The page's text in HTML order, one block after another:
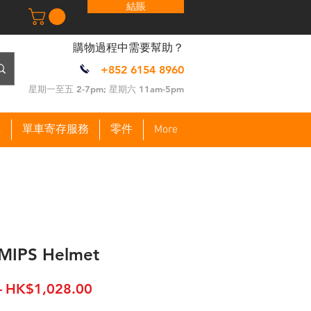
結賬
​購物過程中需要幫助？
+852 6154 8960
​星期一至五 2-7pm; 星期六 11am-5pm
單車寄存服務 零件 More
Helmet
一
HK$1,028.00